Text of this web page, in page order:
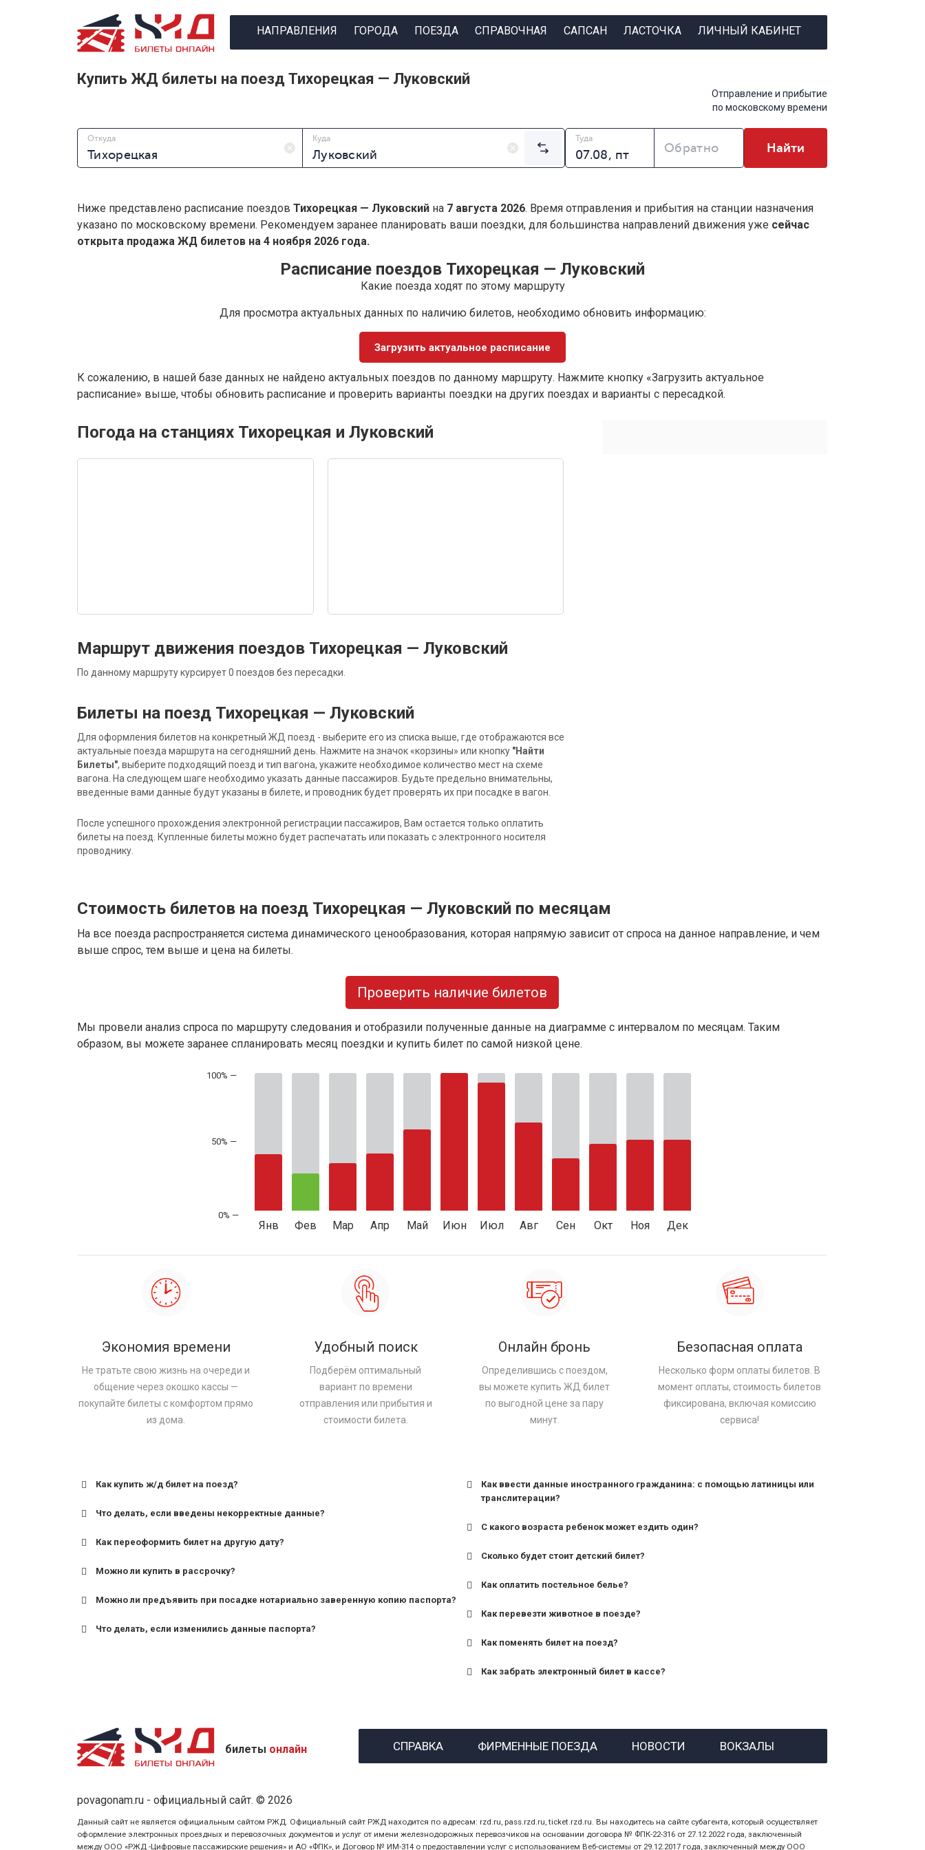
НАПРАВЛЕНИЯ ГОРОДА ПОЕЗДА СПРАВОЧНАЯ САПСАН ЛАСТОЧКА ЛИЧНЫЙ КАБИНЕТ
Купить ЖД билеты на поезд Тихорецкая — Луковский
Отправление и прибытие
по московскому времени
Откуда Куда Туда
Обратно Найти
Ниже представлено расписание поездов Тихорецкая — Луковский на 7 августа 2026. Время отправления и прибытия на станции назначения
указано по московскому времени. Рекомендуем заранее планировать ваши поездки, для большинства направлений движения уже сейчас
открыта продажа ЖД билетов на 4 ноября 2026 года.
Расписание поездов Тихорецкая — Луковский
Какие поезда ходят по этому маршруту
Для просмотра актуальных данных по наличию билетов, необходимо обновить информацию:
Загрузить актуальное расписание
К сожалению, в нашей базе данных не найдено актуальных поездов по данному маршруту. Нажмите кнопку «Загрузить актуальное
расписание» выше, чтобы обновить расписание и проверить варианты поездки на других поездах и варианты с пересадкой.
Погода на станциях Тихорецкая и Луковский
Маршрут движения поездов Тихорецкая — Луковский
По данному маршруту курсирует 0 поездов без пересадки.
Билеты на поезд Тихорецкая — Луковский
Для оформления билетов на конкретный ЖД поезд - выберите его из списка выше, где отображаются все
актуальные поезда маршрута на сегодняшний день. Нажмите на значок «корзины» или кнопку "Найти
Билеты", выберите подходящий поезд и тип вагона, укажите необходимое количество мест на схеме
вагона. На следующем шаге необходимо указать данные пассажиров. Будьте предельно внимательны,
введенные вами данные будут указаны в билете, и проводник будет проверять их при посадке в вагон.
После успешного прохождения электронной регистрации пассажиров, Вам остается только оплатить
билеты на поезд. Купленные билеты можно будет распечатать или показать с электронного носителя
проводнику.
Стоимость билетов на поезд Тихорецкая — Луковский по месяцам
На все поезда распространяется система динамического ценообразования, которая напрямую зависит от спроса на данное направление, и чем
выше спрос, тем выше и цена на билеты.
Проверить наличие билетов
Мы провели анализ спроса по маршруту следования и отобразили полученные данные на диаграмме с интервалом по месяцам. Таким
образом, вы можете заранее спланировать месяц поездки и купить билет по самой низкой цене.
50% —
Янв Фев Мар Апр Май Июн Июл Авг Сен Окт Ноя Дек
Экономия времени
Не тратьте свою жизнь на очереди и
общение через окошко кассы —
покупайте билеты с комфортом прямо
из дома.
Удобный поиск
Подберём оптимальный
вариант по времени
отправления или прибытия и
стоимости билета.
Онлайн бронь
Определившись с поездом,
вы можете купить ЖД билет
по выгодной цене за пару
минут.
Безопасная оплата
Несколько форм оплаты билетов. В
момент оплаты, стоимость билетов
фиксирована, включая комиссию
сервиса!
Как купить ж/д билет на поезд?
Что делать, если введены некорректные данные?
Как переоформить билет на другую дату?
Можно ли купить в рассрочку?
Можно ли предъявить при посадке нотариально заверенную копию паспорта?
Что делать, если изменились данные паспорта?
Как ввести данные иностранного гражданина: с помощью латиницы или
транслитерации?
С какого возраста ребенок может ездить один?
для поездов дальнего следования — от 10 лет и старше;
Сколько будет стоит детский билет?
Как оплатить постельное белье?
Как перевезти животное в поезде?
Как поменять билет на поезд?
Как забрать электронный билет в кассе?
назвав кассиру 14-значный номер заказа;
билеты онлайн СПРАВКА ФИРМЕННЫЕ ПОЕЗДА НОВОСТИ ВОКЗАЛЫ
povagonam.ru - официальный сайт. © 2026
Данный сайт не является официальным сайтом РЖД. Официальный сайт РЖД находится по адресам: rzd.ru, pass.rzd.ru, ticket.rzd.ru. Вы находитесь на сайте субагента, который осуществляет
оформление электронных проездных и перевозочных документов и услуг от имени железнодорожных перевозчиков на основании договора № ФПК-22-316 от 27.12.2022 года, заключенный
между ООО «РЖД -Цифровые пассажирские решения» и АО «ФПК», и Договор № ИМ-314 о предоставлении услуг с использованием Веб-системы от 29.12.2017 года, заключенный между ООО